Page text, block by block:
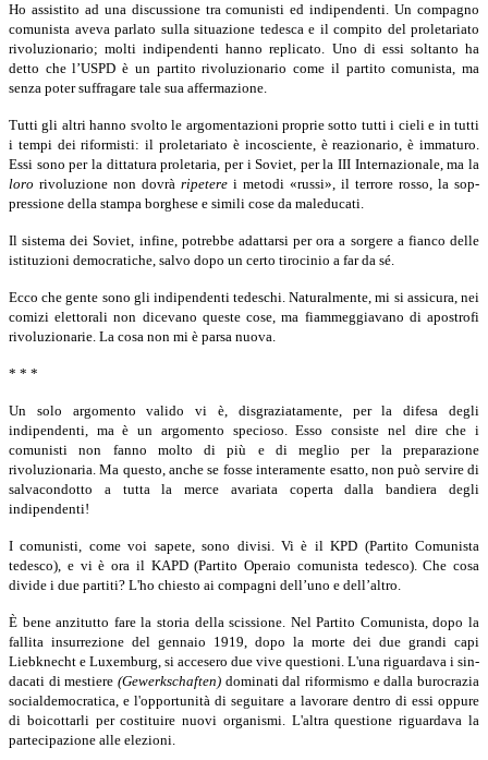
Ho assistito ad una discussione tra comunisti ed indipendenti. Un compagno
comunista aveva parlato sulla situazione tedesca e il compito del proletariato
rivoluzionario; molti indipendenti hanno replicato. Uno di essi soltanto ha
detto che l’USPD è un partito rivoluzionario come il partito comunista, ma
senza poter suffragare tale sua affermazione.
Tutti gli altri hanno svolto le argomentazioni proprie sotto tutti i cieli e in tutti
i tempi dei riformisti: il proletariato è incosciente, è reazionario, è immaturo.
Essi sono per la dittatura proletaria, per i Soviet, per la III Internazionale, ma la
loro rivoluzione non dovrà ripetere i metodi «russi», il terrore rosso, la sop­
pressione della stampa borghese e simili cose da maleducati.
Il sistema dei Soviet, infine, potrebbe adattarsi per ora a sorgere a fianco delle
istituzioni democratiche, salvo dopo un certo tirocinio a far da sé.
Ecco che gente sono gli indipendenti tedeschi. Naturalmente, mi si assicura, nei
comizi elettorali non dicevano queste cose, ma fiammeggiavano di apostrofi
rivoluzionarie. La cosa non mi è parsa nuova.
* * *
Un solo argomento valido vi è, disgraziatamente, per la difesa degli
indipendenti, ma è un argomento specioso. Esso consiste nel dire che i
comunisti non fanno molto di più e di meglio per la preparazione
rivoluzionaria. Ma questo, anche se fosse interamente esatto, non può servire di
salvacondotto a tutta la merce avariata coperta dalla bandiera degli
indipendenti!
I comunisti, come voi sapete, sono divisi. Vi è il KPD (Partito Comunista
tedesco), e vi è ora il KAPD (Partito Operaio comunista tedesco). Che cosa
divide i due partiti? L'ho chiesto ai compagni dell’uno e dell’altro.
È bene anzitutto fare la storia della scissione. Nel Partito Comunista, dopo la
fallita insurrezione del gennaio 1919, dopo la morte dei due grandi capi
Liebknecht e Luxemburg, si accesero due vive questioni. L'una riguardava i sin­
dacati di mestiere (Gewerkschaften) dominati dal riformismo e dalla burocrazia
socialdemocratica, e l'opportunità di seguitare a lavorare dentro di essi oppure
di boicottarli per costituire nuovi organismi. L'altra questione riguardava la
parte­cipazione alle elezioni.